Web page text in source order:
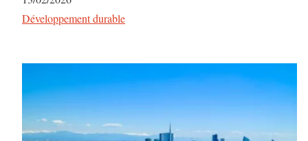
Par rapport à
Développement durable